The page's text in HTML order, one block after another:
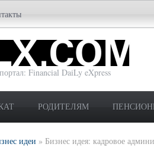
Financial DaiLy eXpress
РОДИТЕЛЯМ
идеи » Бизнес идея: кадровое